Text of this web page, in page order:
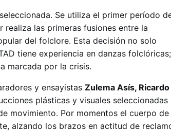
Se utiliza el primer período
las primeras fusiones entre la
del folclore. Esta decisión no solo
tiene experiencia en danzas folclóricas;
marcada por la crisis.
y ensayistas Zulema Asís, Ricardo
plásticas y visuales seleccionadas
movimiento. Por momentos el cuerpo de
alzando los brazos en actitud de